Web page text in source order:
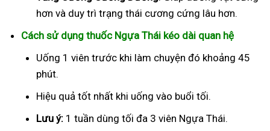
hơn và duy trì trạng thái cương cứng lâu hơn.
Cách sử dụng thuốc Ngựa Thái kéo dài quan hệ
Uống 1 viên trước khi làm chuyện đó khoảng 45
phút.
Hiệu quả tốt nhất khi uống vào buổi tối.
Lưu ý: 1 tuần dùng tối đa 3 viên Ngựa Thái.